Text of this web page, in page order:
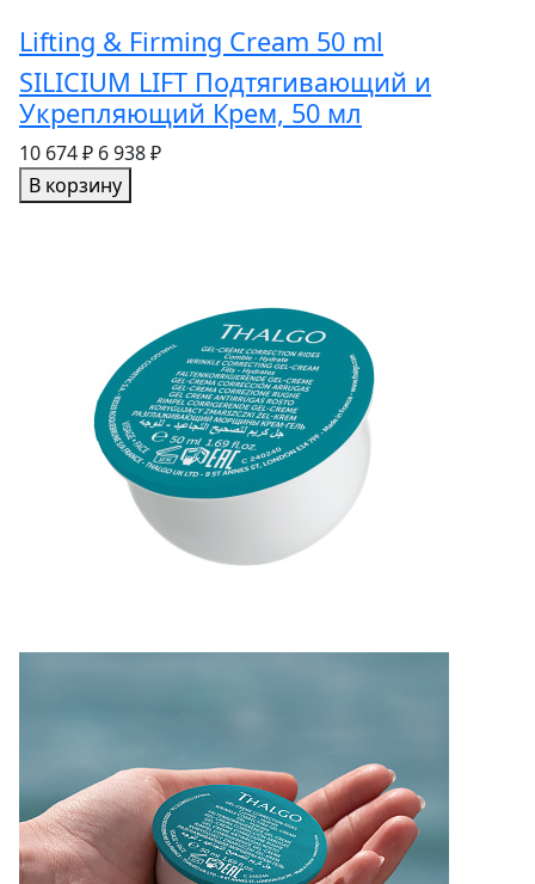
Lifting & Firming Cream 50 ml
SILICIUM LIFT Подтягивающий и
Укрепляющий Крем, 50 мл
10 674 ₽ 6 938 ₽
В корзину